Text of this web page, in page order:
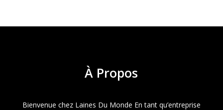
À Propos
Bienvenue chez Laines Du Monde En tant qu’entreprise